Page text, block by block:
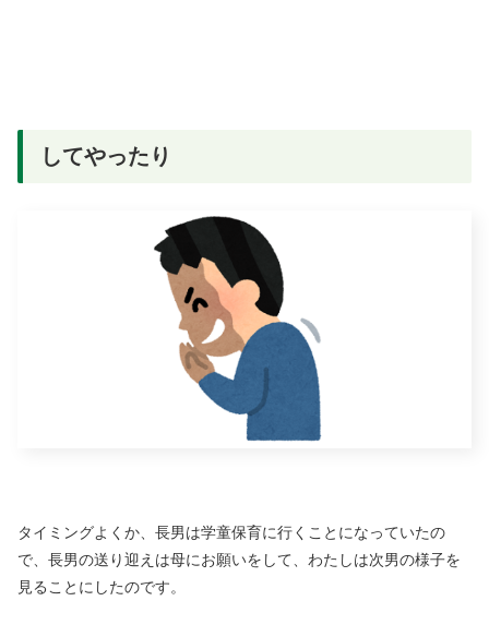
してやったり
タイミングよくか、長男は学童保育に行くことになっていたの
で、長男の送り迎えは母にお願いをして、わたしは次男の様子を
見ることにしたのです。